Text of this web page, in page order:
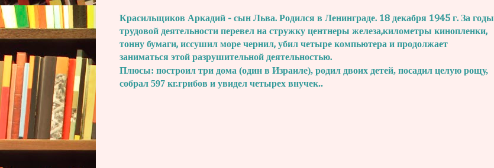
Красильщиков Аркадий - сын Льва. Родился в Ленинграде. 18 декабря 1945 г. За годы
трудовой деятельности перевел на стружку центнеры железа,километры кинопленки,
тонну бумаги, иссушил море чернил, убил четыре компьютера и продолжает
заниматься этой разрушительной деятельностью.
Плюсы: построил три дома (один в Израиле), родил двоих детей, посадил целую рощу,
собрал 597 кг.грибов и увидел четырех внучек..